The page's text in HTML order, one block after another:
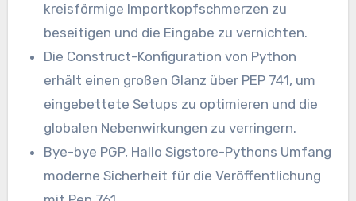
kreisförmige Importkopfschmerzen zu
beseitigen und die Eingabe zu vernichten.
Die Construct-Konfiguration von Python
erhält einen großen Glanz über PEP 741, um
eingebettete Setups zu optimieren und die
globalen Nebenwirkungen zu verringern.
Bye-bye PGP, Hallo Sigstore-Pythons Umfang
moderne Sicherheit für die Veröffentlichung